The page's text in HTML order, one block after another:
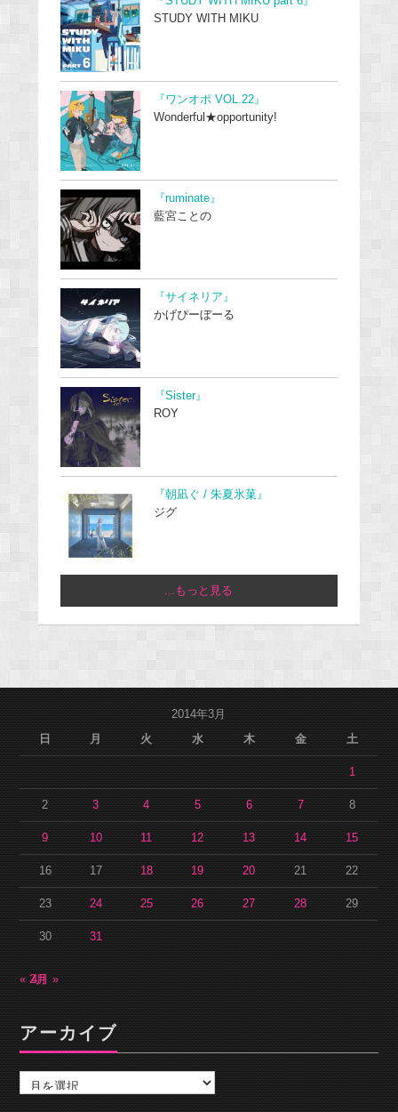
STUDY WITH MIKU
『ワンオポ VOL.22』
Wonderful★opportunity!
『ruminate』
藍宮ことの
『サイネリア』
かげぴーぼーる
『Sister』
ROY
『朝凪ぐ / 朱夏氷菓』
ジグ
...もっと見る
2014年3月
日
月 火 水 木 金 土
1
2 3 4 5 6 7 8
9 10 11 12 13 14 15
16 17 18 19 20 21 22
23 24 25 26 27 28 29
30 31
« 2月4月 »
アーカイブ
カ